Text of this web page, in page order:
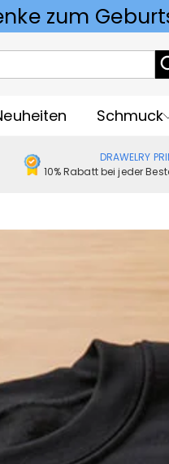
Schmuck
DRAWELRY
10% Rabatt bei jeder